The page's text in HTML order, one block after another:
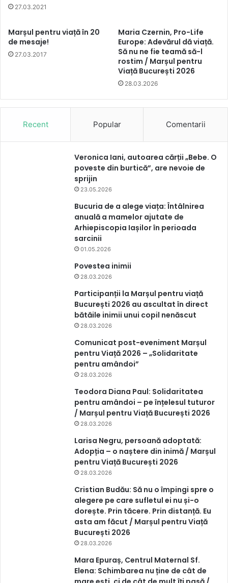
27.03.2021
Marșul pentru viață în 20
de mesaje!
27.03.2017
Maria Czernin, Pro-Life
Europe: Adevărul dă viață.
Să nu ne fie teamă să-l
rostim / Marșul pentru
Viață București 2026
28.03.2026
Recent Popular Comentarii
Veronica Iani, autoarea cărții „Bebe. O
poveste din burtică”, are nevoie de
sprijin
23.05.2026
Bucuria de a alege viața: Întâlnirea
anuală a mamelor ajutate de
Arhiepiscopia Iașilor în perioada
sarcinii
01.05.2026
Povestea inimii
28.03.2026
Participanții la Marșul pentru viață
București 2026 au ascultat în direct
bătăile inimii unui copil nenăscut
28.03.2026
Comunicat post-eveniment Marșul
pentru Viață 2026 – „Solidaritate
pentru amândoi”
28.03.2026
Teodora Diana Paul: Solidaritatea
pentru amândoi – pe înțelesul tuturor
/ Marșul pentru Viață București 2026
28.03.2026
Larisa Negru, persoană adoptată:
Adopția – o naștere din inimă / Marșul
pentru Viață București 2026
28.03.2026
Cristian Budău: Să nu o împingi spre o
alegere pe care sufletul ei nu și-o
dorește. Prin tăcere. Prin distanță. Eu
asta am făcut / Marșul pentru Viață
București 2026
28.03.2026
Mara Epuraș, Centrul Maternal Sf.
Elena: Schimbarea nu ține de cât de